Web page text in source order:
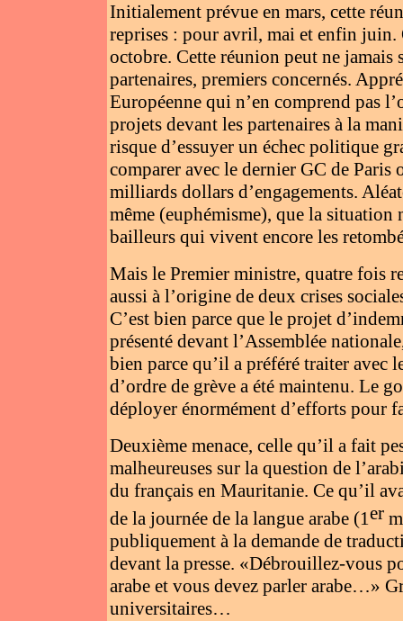
Initialement prévue en mars, cette
reprises : pour avril, mai et enfin
octobre. Cette réunion peut ne jamais
partenaires, premiers concernés.
Européenne qui n’en comprend pas
projets devant les partenaires à la
risque d’essuyer un échec politique
comparer avec le dernier GC de
milliards dollars d’engagements.
même (euphémisme), que la
bailleurs qui vivent encore les
Mais le Premier ministre, quatre fois
aussi à l’origine de deux crises
C’est bien parce que le projet
présenté devant l’Assemblée
bien parce qu’il a préféré traiter avec
d’ordre de grève a été maintenu. Le
déployer énormément d’efforts pour
Deuxième menace, celle qu’il a fait
malheureuses sur la question de
du français en Mauritanie. Ce qu’il
de la journée de la langue arabe (1er
publiquement à la demande de
devant la presse. «Débrouillez-vous
arabe et vous devez parler arabe…»
universitaires…